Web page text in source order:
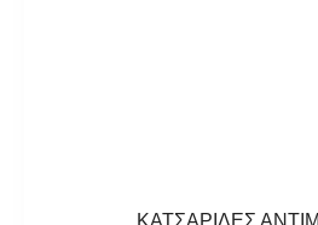
ΚΑΤΣΑΡΙΔΕΣ